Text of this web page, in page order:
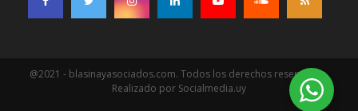
@2021 - blasinayasociados.com. Todos los derechos reservados.
Realizado por Socialmedia.uy